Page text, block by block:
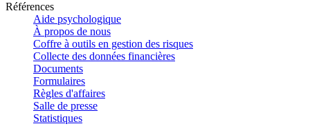
Références
Aide psychologique
À propos de nous
Coffre à outils en gestion des risques
Collecte des données financières
Documents
Formulaires
Règles d'affaires
Salle de presse
Statistiques